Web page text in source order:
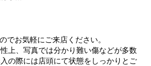
でお気軽にご来店ください。
上、写真では分かり難い傷などが多数
の際には店頭にて状態をしっかりとご